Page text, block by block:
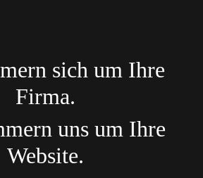
sich um Ihre
Firma.
uns um Ihre
Website.